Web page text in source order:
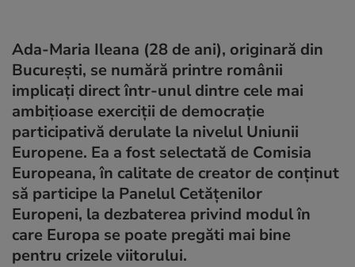
Ada-Maria Ileana (28 de ani), originară din
București, se numără printre românii
implicați direct într-unul dintre cele mai
ambițioase exerciții de democrație
participativă derulate la nivelul Uniunii
Europene. Ea a fost selectată de Comisia
Europeana, în calitate de creator de conținut
să participe la Panelul Cetățenilor
Europeni, la dezbaterea privind modul în
care Europa se poate pregăti mai bine
pentru crizele viitorului.